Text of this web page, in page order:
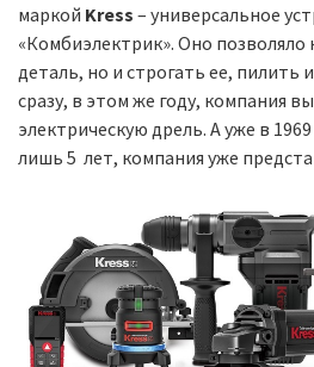
маркой Kress – универсальное
«Комбиэлектрик». Оно позволяло
деталь, но и строгать ее, пилить
сразу, в этом же году, компания
электрическую дрель. А уже в 1969
лишь 5 лет, компания уже